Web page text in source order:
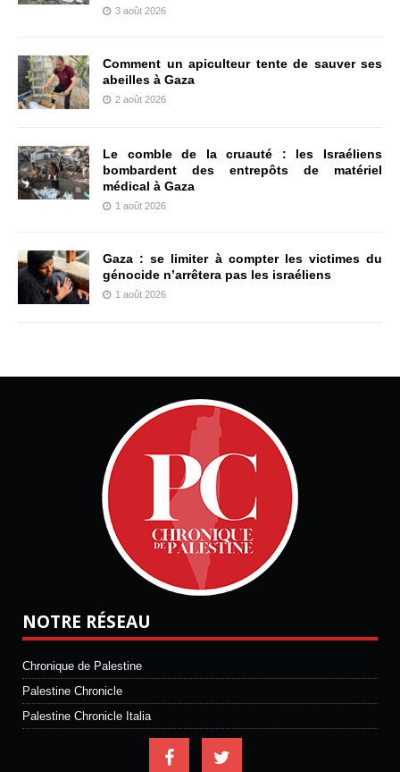
3 août 2026
Comment un apiculteur tente de sauver ses
abeilles à Gaza
2 août 2026
Le comble de la cruauté : les Israéliens
bombardent des entrepôts de matériel
médical à Gaza
1 août 2026
Gaza : se limiter à compter les victimes du
génocide n’arrêtera pas les israéliens
1 août 2026
NOTRE RÉSEAU
Chronique de Palestine
Palestine Chronicle
Palestine Chronicle Italia